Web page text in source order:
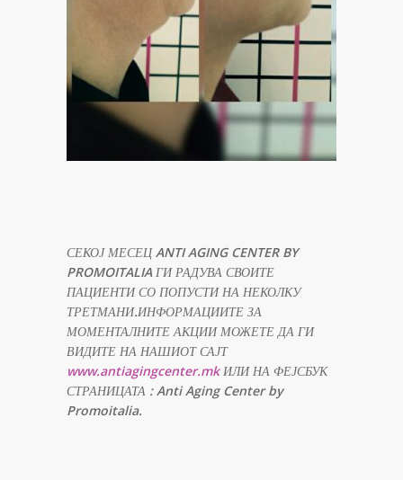
СЕКОЈ МЕСЕЦANTI AGING CENTER BY
PROMOITALIAГИ РАДУВА СВОИТЕ
ПАЦИЕНТИ СО ПОПУСТИ НА НЕКОЛКУ
ТРЕТМАНИ.ИНФОРМАЦИИТЕ ЗА
МОМЕНТАЛНИТЕ АКЦИИ МОЖЕТЕ ДА ГИ
ВИДИТЕ НА НАШИОТ САЈТ
www.antiagingcenter.mk ИЛИ НА ФЕЈСБУК
СТРАНИЦАТА : Anti Aging Center by
Promoitalia.